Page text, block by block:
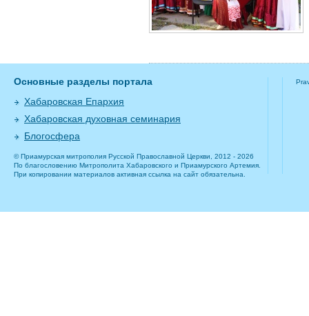
Основные разделы портала
Хабаровская Епархия
Хабаровская духовная семинария
Блогосфера
© Приамурская митрополия Русской Православной Церкви, 2012 - 2026
По благословению Митрополита Хабаровского и Приамурского Артемия.
При копировании материалов активная ссылка на сайт обязательна.